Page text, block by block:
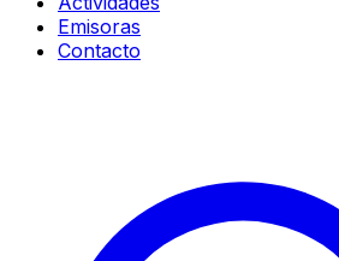
Emisoras
Contacto